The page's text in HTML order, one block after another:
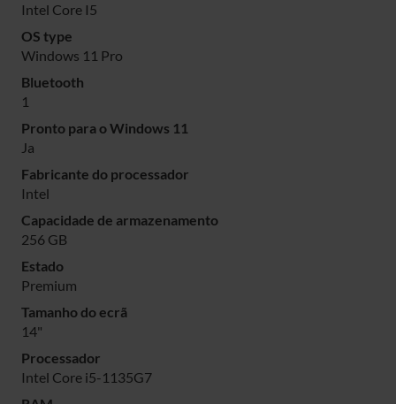
Intel Core I5
OS type
Windows 11 Pro
Bluetooth
1
Pronto para o Windows 11
Ja
Fabricante do processador
Intel
Capacidade de armazenamento
256 GB
Estado
Premium
Tamanho do ecrã
14"
Processador
Intel Core i5-1135G7